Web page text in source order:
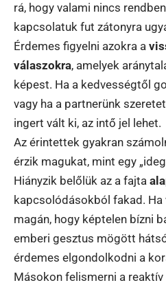
rá, hogy valami nincs
kapcsolatuk fut zátonyra
Érdemes figyelni azokra a
válaszokra, amelyek
képest. Ha a kedvességtől
vagy ha a partnerünk
ingert vált ki, az intő jel lehet.
Az érintettek gyakran
érzik magukat, mint egy
Hiányzik belőlük az a fajta
kapcsolódásokból fakad. Ha
magán, hogy képtelen bízni
emberi gesztus mögött
érdemes elgondolkodni a
Másokon felismerni a